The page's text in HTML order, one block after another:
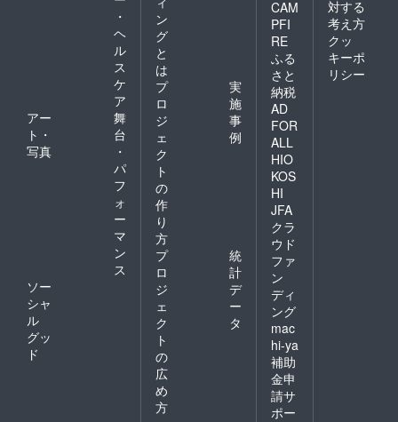
きっか
けとな
ります
ので、
ぜひご
興味の
・
ヘ
ル
ス
ケ
ア
アー
ト・
写真
舞
台
・
パ
フ
ォ
ー
マ
ン
ス
ソー
シャ
ル
グッ
ド
ン
グ
と
は
プ
ロ
ジ
ェ
ク
ト
の
作
り
方
実
施
事
例
プ
ロ
ジ
ェ
ク
ト
の
広
め
方
統
計
デ
ー
タ
CAM
PFI
RE
ふる
さと
納税
AD
FOR
ALL
HIO
KOS
HI
JFA
クラ
ウド
ファ
ン
ディ
ング
mac
hi-ya
補助
金申
請サ
ポー
対する
考え方
クッ
キーポ
リシー